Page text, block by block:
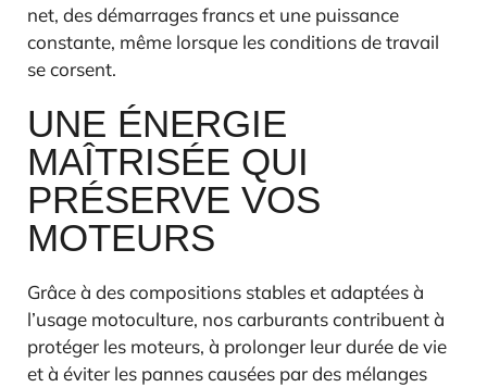
net, des démarrages francs et une puissance
constante, même lorsque les conditions de travail
se corsent.
UNE ÉNERGIE
MAÎTRISÉE QUI
PRÉSERVE VOS
MOTEURS
Grâce à des compositions stables et adaptées à
l’usage motoculture, nos carburants contribuent à
protéger les moteurs, à prolonger leur durée de vie
et à éviter les pannes causées par des mélanges